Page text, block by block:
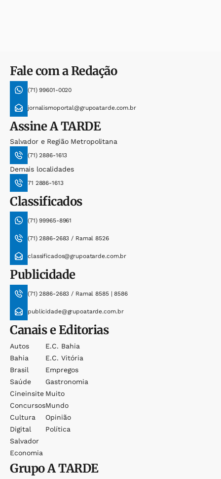
Fale com a Redação
(71) 99601-0020
jornalismoportal@grupoatarde.com.br
AssineA TARDE
Salvador e Região Metropolitana
(71) 2886-1613
Demais localidades
71 2886-1613
Classificados
(71) 99965-8961
(71) 2886-2683 / Ramal 8526
classificados@grupoatarde.com.br
Publicidade
(71) 2886-2683 / Ramal 8585 | 8586
publicidade@grupoatarde.com.br
Canais e Editorias
Autos
Bahia
Brasil
Saúde
Cineinsite
Concursos
Cultura
Digital
Salvador
Economia
E.c. Bahia
E.c. Vitória
Empregos
Gastronomia
Muito
Mundo
Opinião
Política
GrupoA TARDE